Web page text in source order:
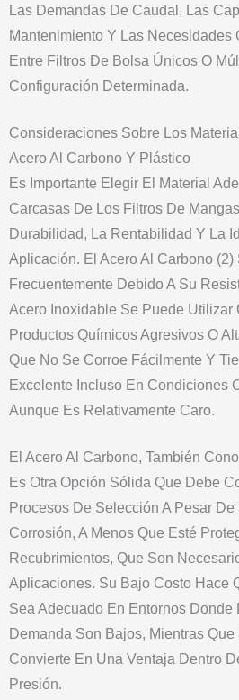
Las Demandas De Caudal, Las
Mantenimiento Y Las Necesidades
Entre Filtros De Bolsa Únicos O
Configuración Determinada.
Consideraciones Sobre Los
Acero Al Carbono Y Plástico
Es Importante Elegir El Material
Carcasas De Los Filtros De
Durabilidad, La Rentabilidad Y La
Aplicación. El Acero Al Carbono (2)
Frecuentemente Debido A Su
Acero Inoxidable Se Puede Utilizar
Productos Químicos Agresivos O
Que No Se Corroe Fácilmente Y
Excelente Incluso En Condiciones
Aunque Es Relativamente Caro.
El Acero Al Carbono, También
Es Otra Opción Sólida Que Debe
Procesos De Selección A Pesar
Corrosión, A Menos Que Esté
Recubrimientos, Que Son
Aplicaciones. Su Bajo Costo Hace
Sea Adecuado En Entornos Donde
Demanda Son Bajos, Mientras
Convierte En Una Ventaja Dentro
Presión.